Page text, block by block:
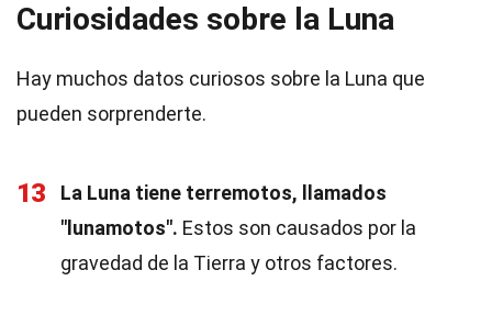
Curiosidades sobre la Luna
Hay muchos datos curiosos sobre la Luna que
pueden sorprenderte.
13
La Luna tiene terremotos, llamados
"lunamotos". Estos son causados por la
gravedad de la Tierra y otros factores.